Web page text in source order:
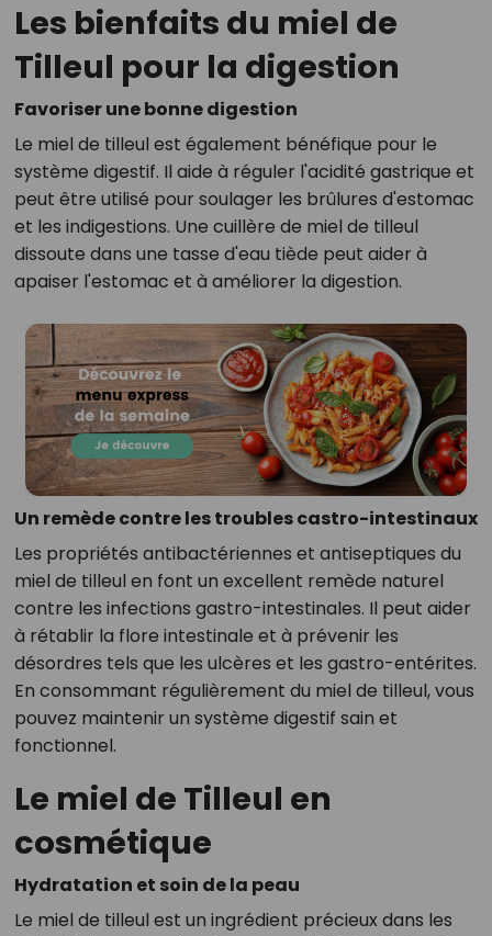
Les bienfaits du miel de
Tilleul pour la digestion
Favoriser une bonne digestion
Le miel de tilleul est également bénéfique pour le
système digestif. Il aide à réguler l'acidité gastrique et
peut être utilisé pour soulager les brûlures d'estomac
et les indigestions. Une cuillère de miel de tilleul
dissoute dans une tasse d'eau tiède peut aider à
apaiser l'estomac et à améliorer la digestion.
Un remède contre les troubles castro-intestinaux
Les propriétés antibactériennes et antiseptiques du
miel de tilleul en font un excellent remède naturel
contre les infections gastro-intestinales. Il peut aider
à rétablir la flore intestinale et à prévenir les
désordres tels que les ulcères et les gastro-entérites.
En consommant régulièrement du miel de tilleul, vous
pouvez maintenir un système digestif sain et
fonctionnel.
Le miel de Tilleul en
cosmétique
Hydratation et soin de la peau
Le miel de tilleul est un ingrédient précieux dans les